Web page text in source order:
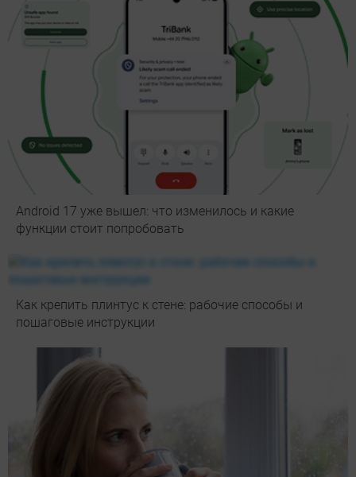
Android 17 уже вышел: что изменилось и какие
функции стоит попробовать
Как крепить плинтус к стене: рабочие способы и
пошаговые инструкции